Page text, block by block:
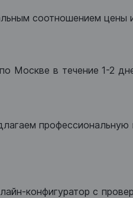
соотношением цены
Москве в течение 1-2
профессиональную
конфигуратор с